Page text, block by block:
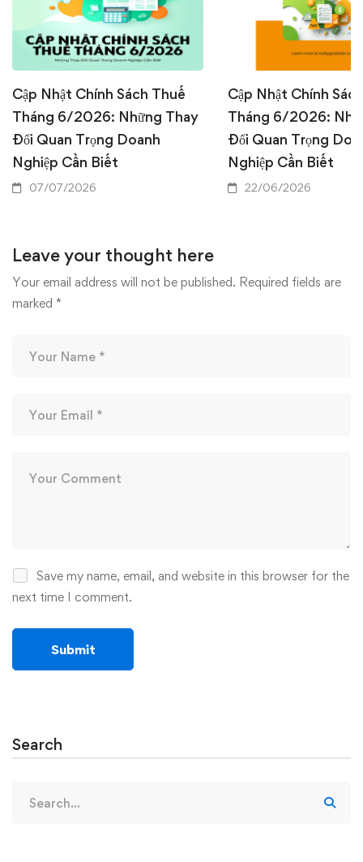
Cập Nhật Chính Sách Thuế
Tháng 6/2026: Những Thay
Đổi Quan Trọng Doanh
Nghiệp Cần Biết
07/07/2026
Cập Nhật Chính
Tháng 6/2026:
Đổi Quan Trọng
Nghiệp Cần Biết
22/06/2026
Leave your thought here
Your email address will not be published. Required fields are
marked *
Save my name, email, and website in this browser for the
next time I comment.
Search
for: